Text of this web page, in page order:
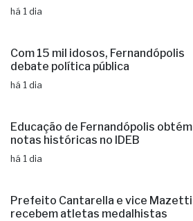
há 1 dia
Com 15 mil idosos, Fernandópolis
debate política pública
há 1 dia
Educação de Fernandópolis obtém
notas históricas no IDEB
há 1 dia
Prefeito Cantarella e vice Mazetti
recebem atletas medalhistas